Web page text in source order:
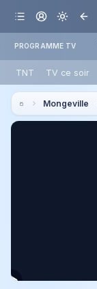
PROGRAMME TV
TNT TV ce soir
Mongeville